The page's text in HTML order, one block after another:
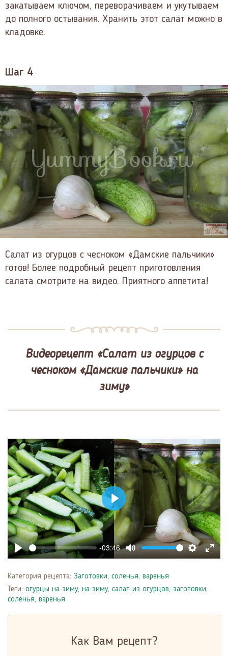
закатываем ключом, переворачиваем и укутываем
до полного остывания. Хранить этот салат можно в
кладовке.
Шаг 4
Салат из огурцов с чесноком «Дамские пальчики»
готов! Более подробный рецепт приготовления
салата смотрите на видео. Приятного аппетита!
Видеорецепт «Салат из огурцов с
чесноком «Дамские пальчики» на
зиму»
Play
-03:46
Mute
Settings
Enter
Play
Категория рецепта: Заготовки, соленья, варенья
Теги: огурцы на зиму, на зиму, салат из огурцов, заготовки,
соленья, варенья
Как Вам рецепт?